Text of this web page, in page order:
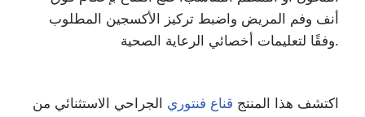
أنف وفم المريض واضبط تركيز الأكسجين المطلوب
وفقًا لتعليمات أخصائي الرعاية الصحية.
اكتشف هذا المنتج قناع فنتوري الجراحي الاستثنائي من